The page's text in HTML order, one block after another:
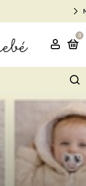
EN 48HS
0